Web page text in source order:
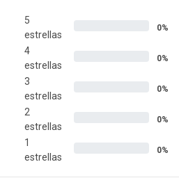
5
estrellas
0%
4
estrellas
0%
3
estrellas
0%
2
estrellas
0%
1
estrellas
0%